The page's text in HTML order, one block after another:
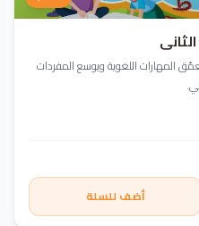
المهارات اللغوية ويوسع المفردات
أضف للسلة